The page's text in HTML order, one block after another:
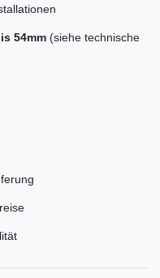
54mm (siehe technische